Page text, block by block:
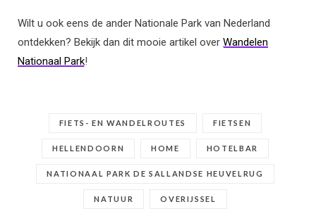
Wilt u ook eens de ander Nationale Park van Nederland
ontdekken? Bekijk dan dit mooie artikel over Wandelen
Nationaal Park!
FIETS- EN WANDELROUTES FIETSEN
HELLENDOORN HOME HOTELBAR
NATIONAAL PARK DE SALLANDSE HEUVELRUG
NATUUR OVERIJSSEL